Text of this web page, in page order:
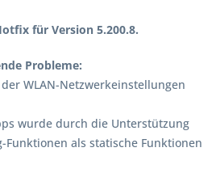
für Version 5.200.8.
Probleme:
WLAN-Netzwerkeinstellungen
wurde durch die Unterstützung
als statische Funktionen